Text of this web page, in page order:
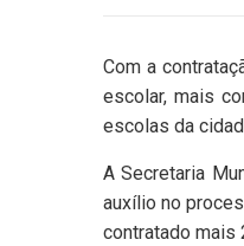
Com a
escolar, mais
escolas da
A Secretaria
auxílio no
contratado mais